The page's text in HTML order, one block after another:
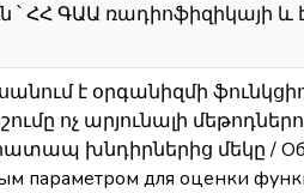
ՀՀ ԳԱԱ ռադիոֆիզիկայի և
է օրգանիզմի
ոչ արյունալի
խնդիրներից մեկը /
параметром для оценки